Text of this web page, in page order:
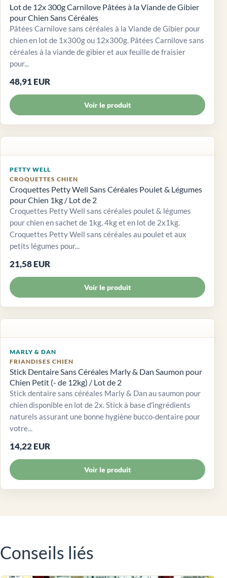
Lot de 12x 300g Carnilove Pâtées à la Viande de Gibier
pour Chien Sans Céréales
Pâtées Carnilove sans céréales à la Viande de Gibier pour
chien en lot de 1x300g ou 12x300g. Pâtées Carnilove sans
céréales à la viande de gibier et aux feuille de fraisier
pour...
48,91 EUR
Voir le produit
PETTY WELL
CROQUETTES CHIEN
Croquettes Petty Well Sans Céréales Poulet & Légumes
pour Chien 1kg / Lot de 2
Croquettes Petty Well sans céréales poulet & légumes
pour chien en sachet de 1kg, 4kg et en lot de 2x1kg.
Croquettes Petty Well sans céréales au poulet et aux
petits légumes pour...
21,58 EUR
Voir le produit
MARLY & DAN
FRIANDISES CHIEN
Stick Dentaire Sans Céréales Marly & Dan Saumon pour
Chien Petit (- de 12kg) / Lot de 2
Stick dentaire sans céréales Marly & Dan au saumon pour
chien disponible en lot de 2x. Stick à base d'ingrédients
naturels assurant une bonne hygiène bucco-dentaire pour
votre...
14,22 EUR
Voir le produit
Conseils liés